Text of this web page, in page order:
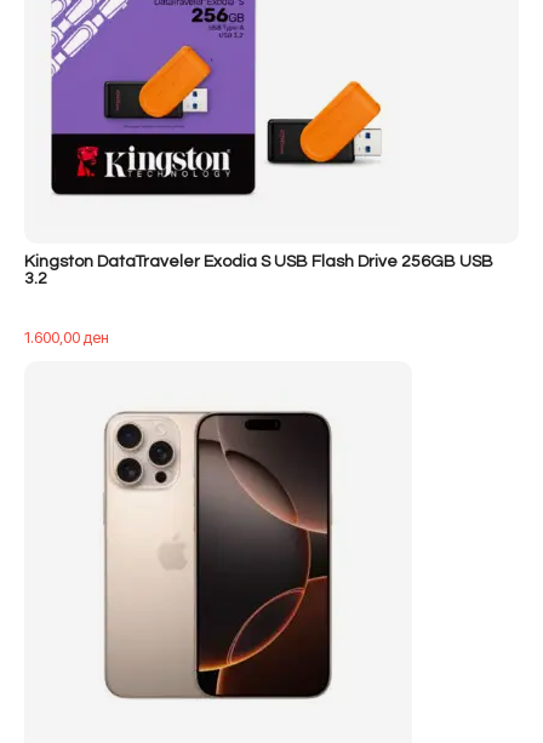
Kingston DataTraveler Exodia S USB Flash Drive 256GB USB
3.2
1.600,00ден